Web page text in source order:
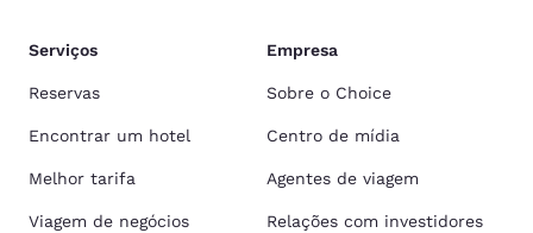
Serviços
Reservas
Encontrar um hotel
Melhor tarifa
Viagem de negócios
Empresa
Sobre o Choice
Centro de mídia
Agentes de viagem
Relações com investidores